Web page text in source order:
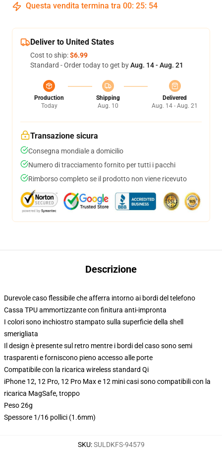
Questa vendita termina tra 00: 25: 54
Deliver to United States
Cost to ship:$6.99
Standard - Order today to get byAug. 14 - Aug. 21
Production
Today
Shipping
Aug. 10
Delivered
Aug. 14 - Aug. 21
Transazione sicura
Consegna mondiale a domicilio
Numero di tracciamento fornito per tutti i pacchi
Rimborso completo se il prodotto non viene ricevuto
Descrizione
Durevole caso flessibile che afferra intorno ai bordi del telefono
Cassa TPU ammortizzante con finitura anti-impronta
I colori sono inchiostro stampato sulla superficie della shell
smerigliata
Il design è presente sul retro mentre i bordi del caso sono semi
trasparenti e forniscono pieno accesso alle porte
Compatibile con la ricarica wireless standard Qi
iPhone 12, 12 Pro, 12 Pro Max e 12 mini casi sono compatibili con la
ricarica MagSafe, troppo
Peso 26g
Spessore 1/16 pollici (1.6mm)
SKU:SULDKFS-94579